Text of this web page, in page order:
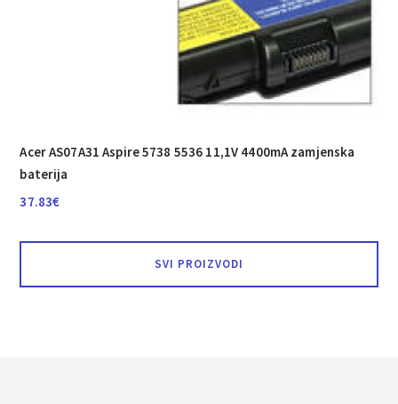
Acer AS07A31 Aspire 5738 5536 11,1V 4400mA zamjenska
baterija
37.83€
SVI PROIZVODI